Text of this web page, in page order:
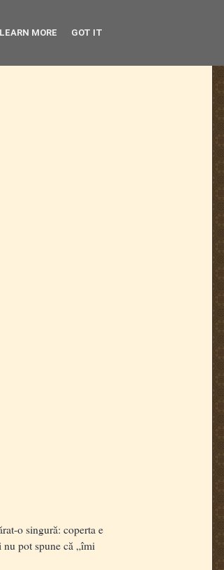
o singură: coperta e
pot spune că „îmi
LEARN MORE GOT IT